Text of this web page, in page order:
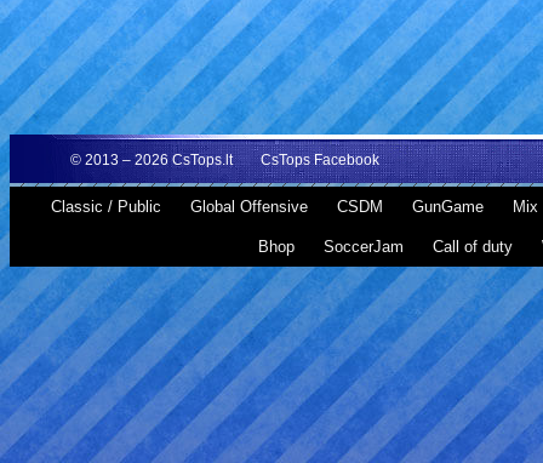
© 2013 – 2026 CsTops.lt CsTops Facebook
Classic / Public Global Offensive CSDM GunGame Mix
Bhop SoccerJam Call of duty